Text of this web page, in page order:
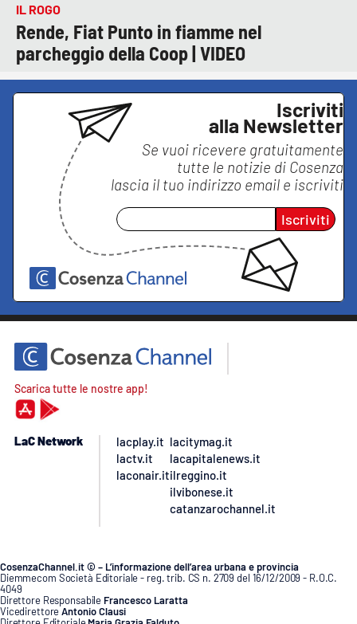
IL ROGO
Rende, Fiat Punto in fiamme nel
parcheggio della Coop | VIDEO
Iscriviti
alla Newsletter
Se vuoi ricevere gratuitamente
tutte le notizie di Cosenza
lascia il tuo indirizzo email e iscriviti
Iscriviti
Scarica tutte le nostre app!
LaC Network
lacplay.it
lactv.it
laconair.it
lacitymag.it
lacapitalenews.it
ilreggino.it
ilvibonese.it
catanzarochannel.it
CosenzaChannel.it © – L’informazione dell’area urbana e provincia
Diemmecom Società Editoriale - reg. trib. CS n. 2709 del 16/12/2009 - R.O.C.
4049
Direttore Responsabile Francesco Laratta
VicedirettoreAntonio Clausi